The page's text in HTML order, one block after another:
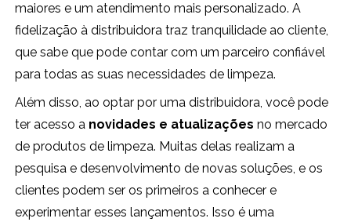
maiores e um atendimento mais personalizado. A
fidelização à distribuidora traz tranquilidade ao cliente,
que sabe que pode contar com um parceiro confiável
para todas as suas necessidades de limpeza.
Além disso, ao optar por uma distribuidora, você pode
ter acesso a novidades e atualizações no mercado
de produtos de limpeza. Muitas delas realizam a
pesquisa e desenvolvimento de novas soluções, e os
clientes podem ser os primeiros a conhecer e
experimentar esses lançamentos. Isso é uma